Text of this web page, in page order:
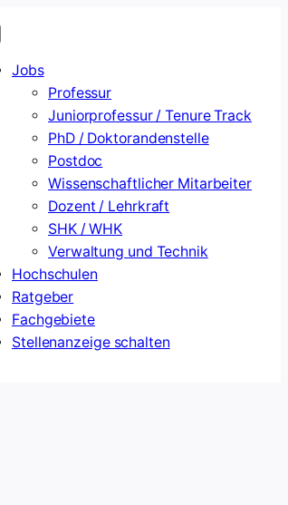
Jobs
Professur
Juniorprofessur / Tenure Track
PhD / Doktorandenstelle
Postdoc
Wissenschaftlicher Mitarbeiter
Dozent / Lehrkraft
SHK / WHK
Verwaltung und Technik
Hochschulen
Ratgeber
Fachgebiete
Stellenanzeige schalten